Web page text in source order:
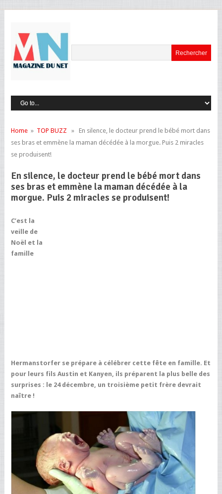
Home» TOP BUZZ » En silence, le docteur prend le bébé mort dans
ses bras et emmène la maman décédée à la morgue. Puis 2 miracles
se produisent!
En silence, le docteur prend le bébé mort dans
ses bras et emmène la maman décédée à la
morgue. Puis 2 miracles se produisent!
C’est la
veille de
Noël et la
famille
Hermanstorfer se prépare à célébrer cette fête en famille. Et
pour leurs fils Austin et Kanyen, ils préparent la plus belle des
surprises : le 24 décembre, un troisième petit frère devrait
naître !